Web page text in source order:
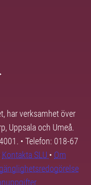
har verksamhet över
Uppsala och Umeå.
• Telefon: 018-67
Kontakta SLU • Om